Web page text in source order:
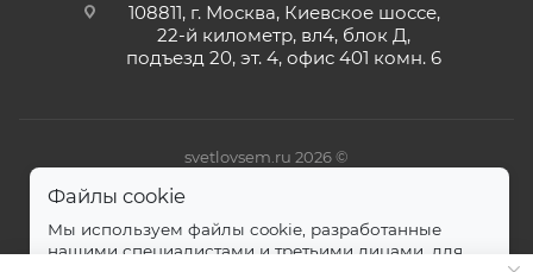
108811, г. Москва, Киевское шоссе,
22-й километр, вл4, блок Д,
подъезд 20, эт. 4, офис 401 комн. 6
svetlovsem.ru 2026 ©
Файлы cookie
Мы используем файлы cookie, разработанные
нашими специалистами и третьими лицами, для